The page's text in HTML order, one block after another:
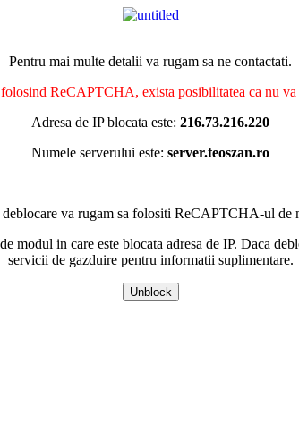
Pentru mai multe detalii va rugam sa ne contactati.
ReCAPTCHA, exista posibilitatea ca nu
Adresa de IP blocata este: 216.73.216.220
Numele serverului este: server.teoszan.ro
deblocare va rugam sa folositi ReCAPTCHA-ul de
modul in care este blocata adresa de IP. Daca
servicii de gazduire pentru informatii suplimentare.